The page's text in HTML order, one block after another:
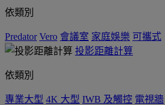
依類別
Predator Vero 會議室 家庭娛樂 可攜式
投影距離計算
依類別
專業大型 4K 大型 IWB 及觸控 電視牆